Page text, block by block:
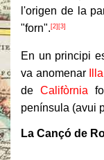
l'origen de la
"forn". [2] [3]
En un principi
va anomenar
deCalifòrnia
península (avui
La Cançó de